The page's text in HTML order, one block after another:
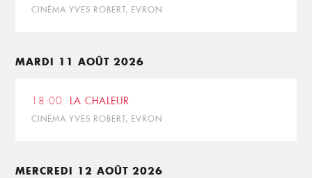
CINÉMA YVES ROBERT, EVRON
MARDI 11 AOÛT 2026
18:00 LA CHALEUR
CINÉMA YVES ROBERT, EVRON
MERCREDI 12 AOÛT 2026